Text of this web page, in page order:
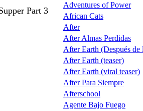
Part 3
Adventures of Power
African Cats
After
After Almas Perdidas
After Earth (Después de
After Earth (teaser)
After Earth (viral teaser)
After Para Siempre
Afterschool
Agente Bajo Fuego